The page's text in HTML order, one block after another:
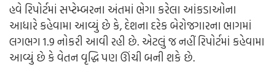
હવે રિપોર્ટમાં સપ્ટેમ્બરના અંતમાં ભેગા કરેલા આંકડાઓના
આધારે કહેવામા આવ્યું છે કે, દેશના દરેક બેરોજગારના ભાગમાં
લગભગ 1.9 નોકરી આવી રહી છે. એટલું જ નહીં રિપોર્ટમાં કહેવામા
આવ્યું છે કે વેતન વૃદ્ધિ પણ ઊંચી બની શકે છે.